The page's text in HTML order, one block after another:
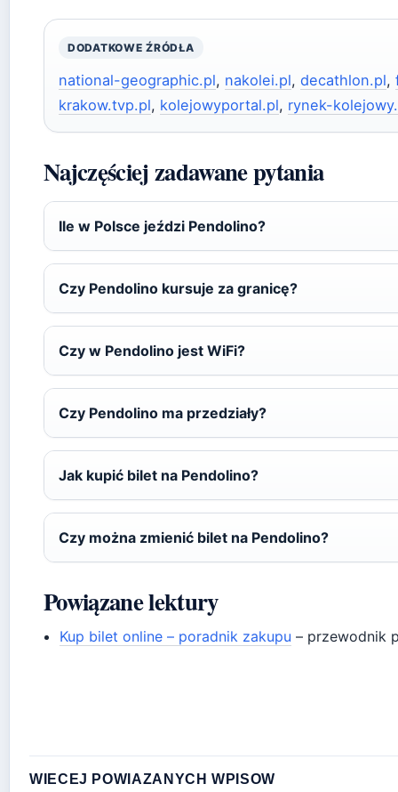
DODATKOWE ŹRÓDŁA
national-geographic.pl, nakolei.pl, decathlon.pl,
krakow.tvp.pl, kolejowyportal.pl, rynek-
Najczęściej zadawane pytania
Ile w Polsce jeździ Pendolino?
Czy Pendolino kursuje za granicę?
Czy w Pendolino jest WiFi?
Czy Pendolino ma przedziały?
Jak kupić bilet na Pendolino?
Czy można zmienić bilet na Pendolino?
Powiązane lektury
Kup bilet online – poradnik zakupu – przewodnik
WIECEJ POWIAZANYCH WPISOW